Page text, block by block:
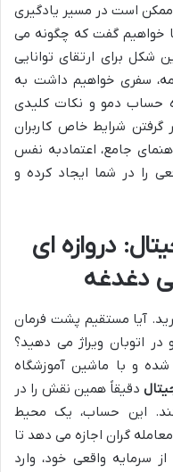
ممکن است در مسیر یادگیری
خواهیم گفت که چگونه می
شکل برای ارتقای توانایی
سفری خواهیم داشت به
حساب دمو و نکات کلیدی
گرفتن شرایط خاص کاربران
جامع، اعتمادبه نفس
را در شما ایجاد کرده و
دروازه ای
دغدغه
آیا مستقیم پشت فرمان
اتوبان ویراژ می دهید؟
و با ماشین آموزشگاه
دقیقاً همین نقش را در
کند. این حساب، یک محیط
گران اجازه می دهد تا
سرمایه واقعی خود، وارد